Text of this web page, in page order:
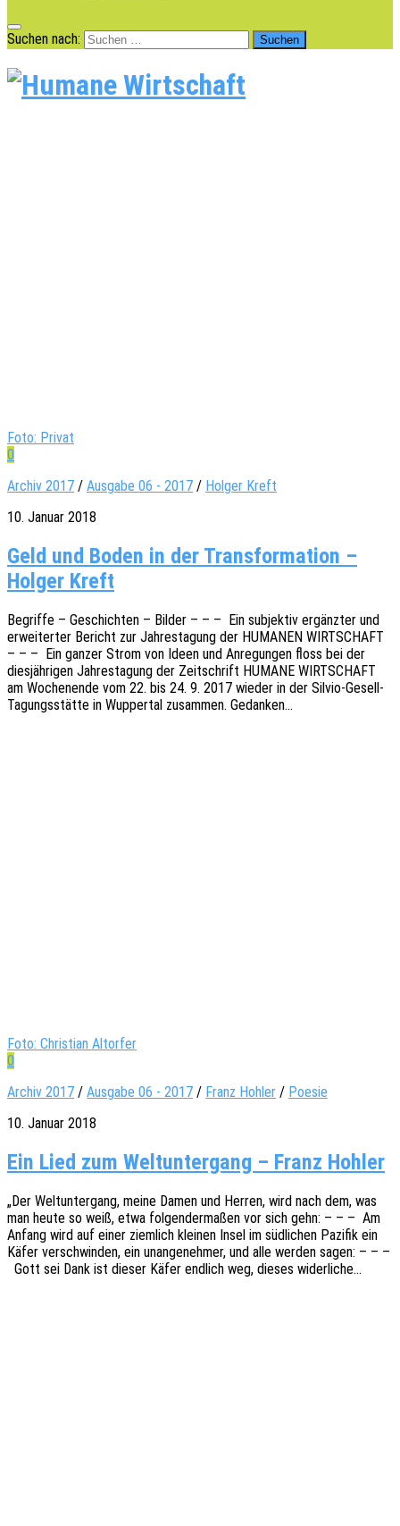
Suchen nach:
Foto: Privat
0
Archiv 2017 / Ausgabe 06 - 2017 / Holger Kreft
10. Januar 2018
Geld und Boden in der Transformation –
Holger Kreft
Begrif­fe – Geschich­ten – Bilder – – – Ein subjek­tiv ergänzter und
erwei­ter­ter Bericht zur Jahres­ta­gung der HUMANEN WIRTSCHAFT
– – – Ein ganzer Strom von Ideen und Anre­gun­gen floss bei der
dies­jäh­ri­gen Jahres­ta­gung der Zeit­schrift HUMANE WIRTSCHAFT
am Wochen­en­de vom 22. bis 24. 9. 2017 wieder in der Silvio-Gesell-
Tagungs­­­stä­t­­te in Wupper­tal zusam­men. Gedanken…
Foto: Christian Altorfer
0
Archiv 2017 / Ausgabe 06 - 2017 / Franz Hohler / Poesie
10. Januar 2018
Ein Lied zum Weltuntergang – Franz Hohler
„Der Welt­un­ter­gang, meine Damen und Herren, wird nach dem, was
man heute so weiß, etwa folgen­der­ma­ßen vor sich gehn: – – – Am
Anfang wird auf einer ziem­lich klei­nen Insel im südli­chen Pazi­fik ein
Käfer verschwin­den, ein unan­ge­neh­mer, und alle werden sagen: – – –
Gott sei Dank ist dieser Käfer endlich weg, dieses widerliche…